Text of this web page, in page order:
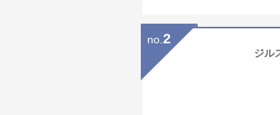
no. 2
ジル